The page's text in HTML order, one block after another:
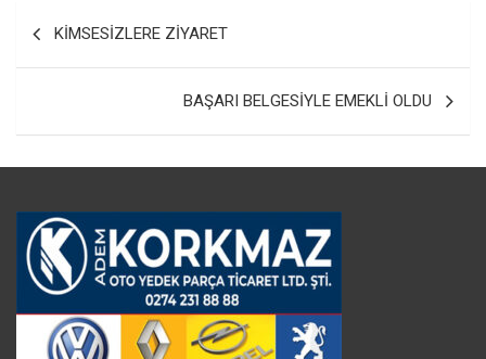
Yazı
KİMSESİZLERE ZİYARET
BAŞARI BELGESİYLE EMEKLİ OLDU